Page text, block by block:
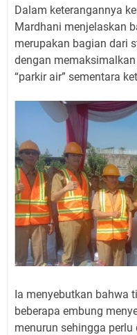
Dalam keterangannya
Mardhani menjelaskan
merupakan bagian dari
dengan
“parkir air” sementara
Ia menyebutkan bahwa
beberapa embung
menurun sehingga